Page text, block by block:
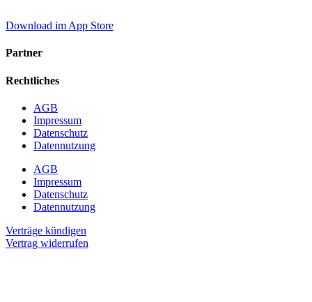
Download im App Store
Partner
Rechtliches
AGB
Impressum
Datenschutz
Datennutzung
AGB
Impressum
Datenschutz
Datennutzung
Verträge kündigen
Vertrag widerrufen